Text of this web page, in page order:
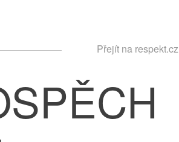
Přejít na respekt.cz